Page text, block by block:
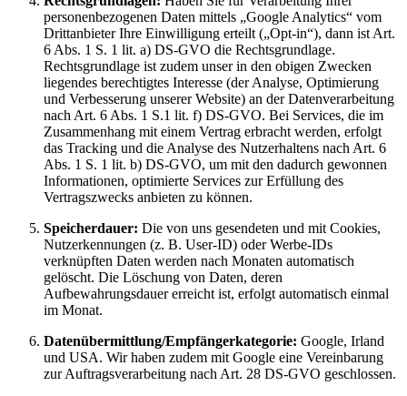
personenbezogenen Daten mittels „Google Analytics“ vom
Drittanbieter Ihre Einwilligung erteilt („Opt-in“), dann ist Art.
6 Abs. 1 S. 1 lit. a) DS-GVO die Rechtsgrundlage.
Rechtsgrundlage ist zudem unser in den obigen Zwecken
liegendes berechtigtes Interesse (der Analyse, Optimierung
und Verbesserung unserer Website) an der Datenverarbeitung
nach Art. 6 Abs. 1 S.1 lit. f) DS-GVO. Bei Services, die im
Zusammenhang mit einem Vertrag erbracht werden, erfolgt
das Tracking und die Analyse des Nutzerhaltens nach Art. 6
Abs. 1 S. 1 lit. b) DS-GVO, um mit den dadurch gewonnen
Informationen, optimierte Services zur Erfüllung des
Vertragszwecks anbieten zu können.
Speicherdauer: Die von uns gesendeten und mit Cookies,
Nutzerkennungen (z. B. User-ID) oder Werbe-IDs
verknüpften Daten werden nach Monaten automatisch
gelöscht. Die Löschung von Daten, deren
Aufbewahrungsdauer erreicht ist, erfolgt automatisch einmal
im Monat.
Datenübermittlung/Empfängerkategorie: Google, Irland
und USA. Wir haben zudem mit Google eine Vereinbarung
zur Auftragsverarbeitung nach Art. 28 DS-GVO geschlossen.